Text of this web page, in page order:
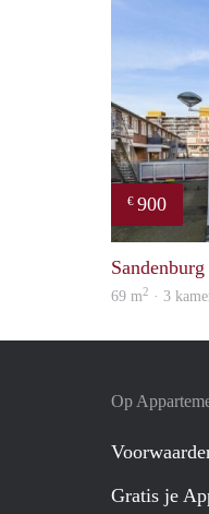
€ 900
Sandenburg
69 m2 · 3
Op
Gratis je